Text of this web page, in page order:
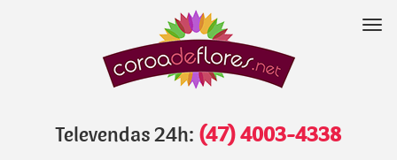
Televendas 24h: (47) 4003-4338